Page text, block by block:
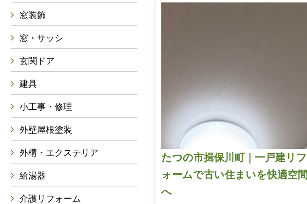
窓装飾
窓・サッシ
玄関ドア
建具
小工事・修理
外壁屋根塗装
外構・エクステリア
給湯器
介護リフォーム
たつの市揖保川町｜一戸建リフ
ォームで古い住まいを快適空間
へ